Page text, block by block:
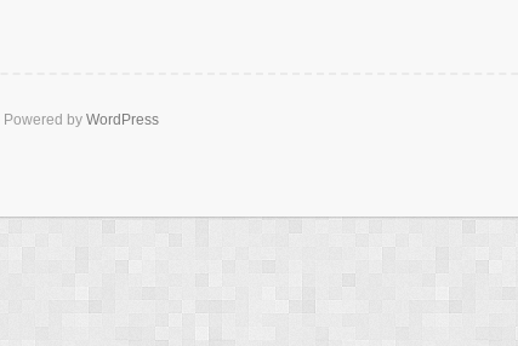
Powered by WordPress